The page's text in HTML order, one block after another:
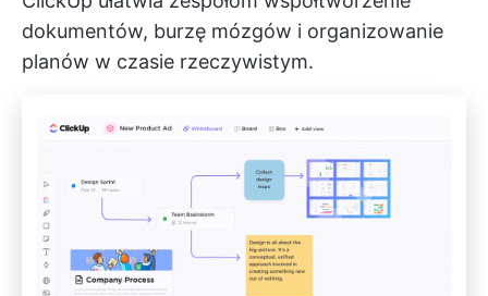
dokumentów, burzę mózgów i organizowanie
planów w czasie rzeczywistym.